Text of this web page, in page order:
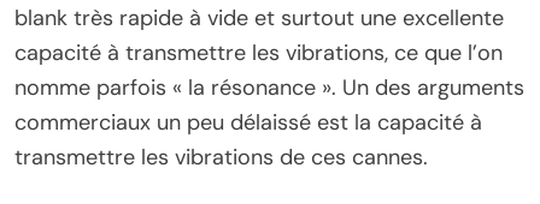
blank très rapide à vide et surtout une excellente
capacité à transmettre les vibrations, ce que l’on
nomme parfois « la résonance ». Un des arguments
commerciaux un peu délaissé est la capacité à
transmettre les vibrations de ces cannes.